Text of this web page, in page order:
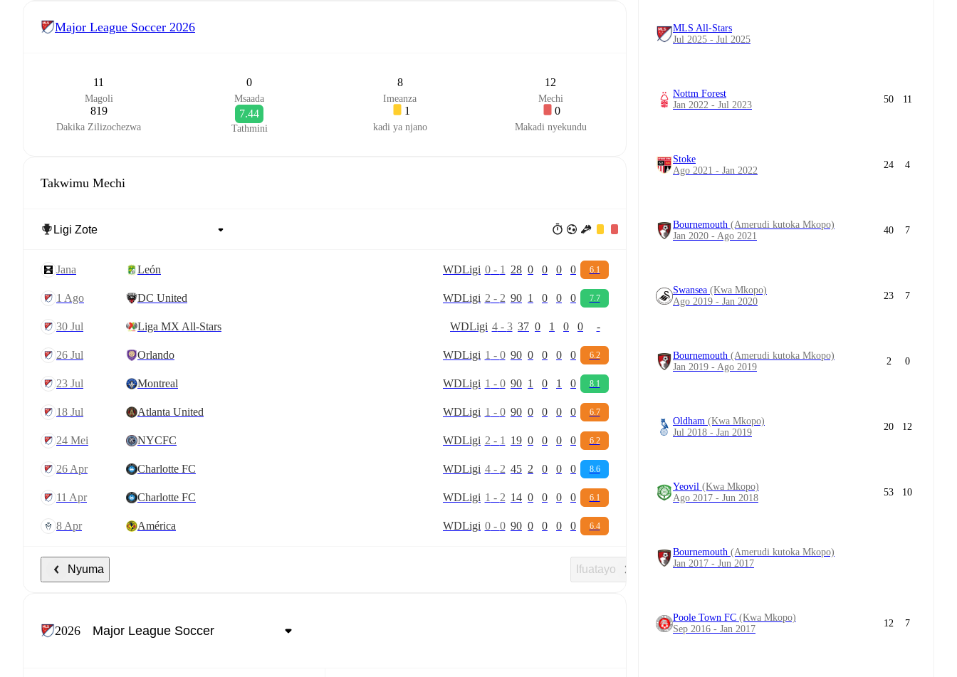
Major League Soccer 2026
11
Magoli
0
Msaada
8
Imeanza
12
Mechi
819
Dakika Zilizochezwa
7.44
Tathmini
1
kadi ya njano
0
Makadi nyekundu
Takwimu Mechi
jana León WDLigi 0- 1 28 0 0 0 0 6.1
1 Ago DC United WDLigi 2 - 2 90 1 0 0 0 7.7
30 Jul Liga MX All-Stars WDLigi 4- 3 37 0 1 0 0 -
26 Jul Orlando WDLigi 1 - 0 90 0 0 0 0 6.2
23 Jul Montreal WDLigi 1 - 0 90 1 0 1 0 8.1
18 Jul Atlanta United WDLigi 1 - 0 90 0 0 0 0 6.7
24 Mei NYCFC WDLigi 2 - 1 19 0 0 0 0 6.2
26 Apr Charlotte FC WDLigi 4- 2 45 2 0 0 0 8.6
11 Apr Charlotte FC WDLigi 1 - 2 14 0 0 0 0 6.1
8 Apr América WDLigi 0- 0 90 0 0 0 0 6.4
Nyuma Ifuatayo
2026
MLS All-Stars
Jul 2025 - Jul 2025
Nottm Forest
Jan 2022 - Jul 2023
50 11
Stoke
Ago 2021 - Jan 2022
24 4
Bournemouth (Amerudi kutoka Mkopo)
Jan 2020 - Ago 2021
40 7
Swansea (Kwa Mkopo)
Ago 2019 - Jan 2020
23 7
Bournemouth (Amerudi kutoka Mkopo)
Jan 2019 - Ago 2019
2 0
Oldham (Kwa Mkopo)
Jul 2018 - Jan 2019
20 12
Yeovil (Kwa Mkopo)
Ago 2017 - Jun 2018
53 10
Bournemouth (Amerudi kutoka Mkopo)
Jan 2017 - Jun 2017
Poole Town FC (Kwa Mkopo)
Sep 2016 - Jan 2017
12 7